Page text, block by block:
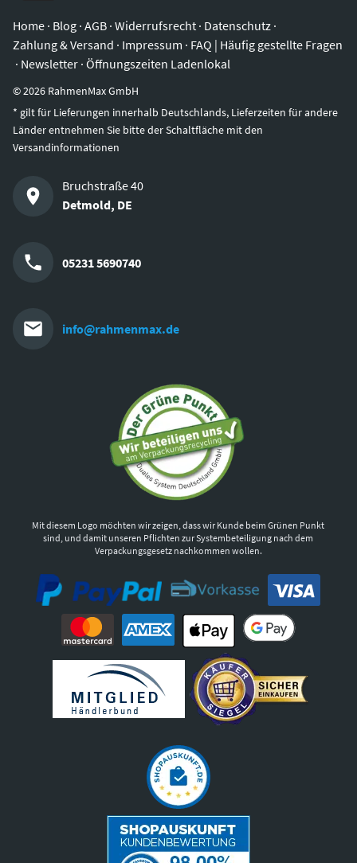
Home · Blog · AGB · Widerrufsrecht · Datenschutz ·
Zahlung & Versand · Impressum · FAQ | Häufig gestellte Fragen
· Newsletter · Öffnungszeiten Ladenlokal
©2026 RahmenMax GmbH
* gilt für Lieferungen innerhalb Deutschlands, Lieferzeiten für andere
Länder entnehmen Sie bitte der Schaltfläche mit den
Versandinformationen
Bruchstraße 40
Detmold, DE
05231 5690740
info@rahmenmax.de
Mit diesem Logo möchten wir zeigen, dass wir Kunde beim Grünen Punkt
sind, und damit unseren Pflichten zur Systembeteiligung nach dem
Verpackungsgesetz nachkommen wollen.